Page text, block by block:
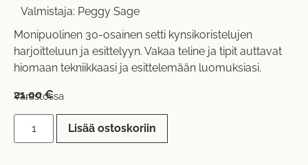
Valmistaja: Peggy Sage
Monipuolinen 30-osainen setti kynsikoristelujen
harjoitteluun ja esittelyyn. Vakaa teline ja tipit auttavat
hiomaan tekniikkaasi ja esittelemään luomuksiasi.
21,00€
Varastossa
Lisää ostoskoriin